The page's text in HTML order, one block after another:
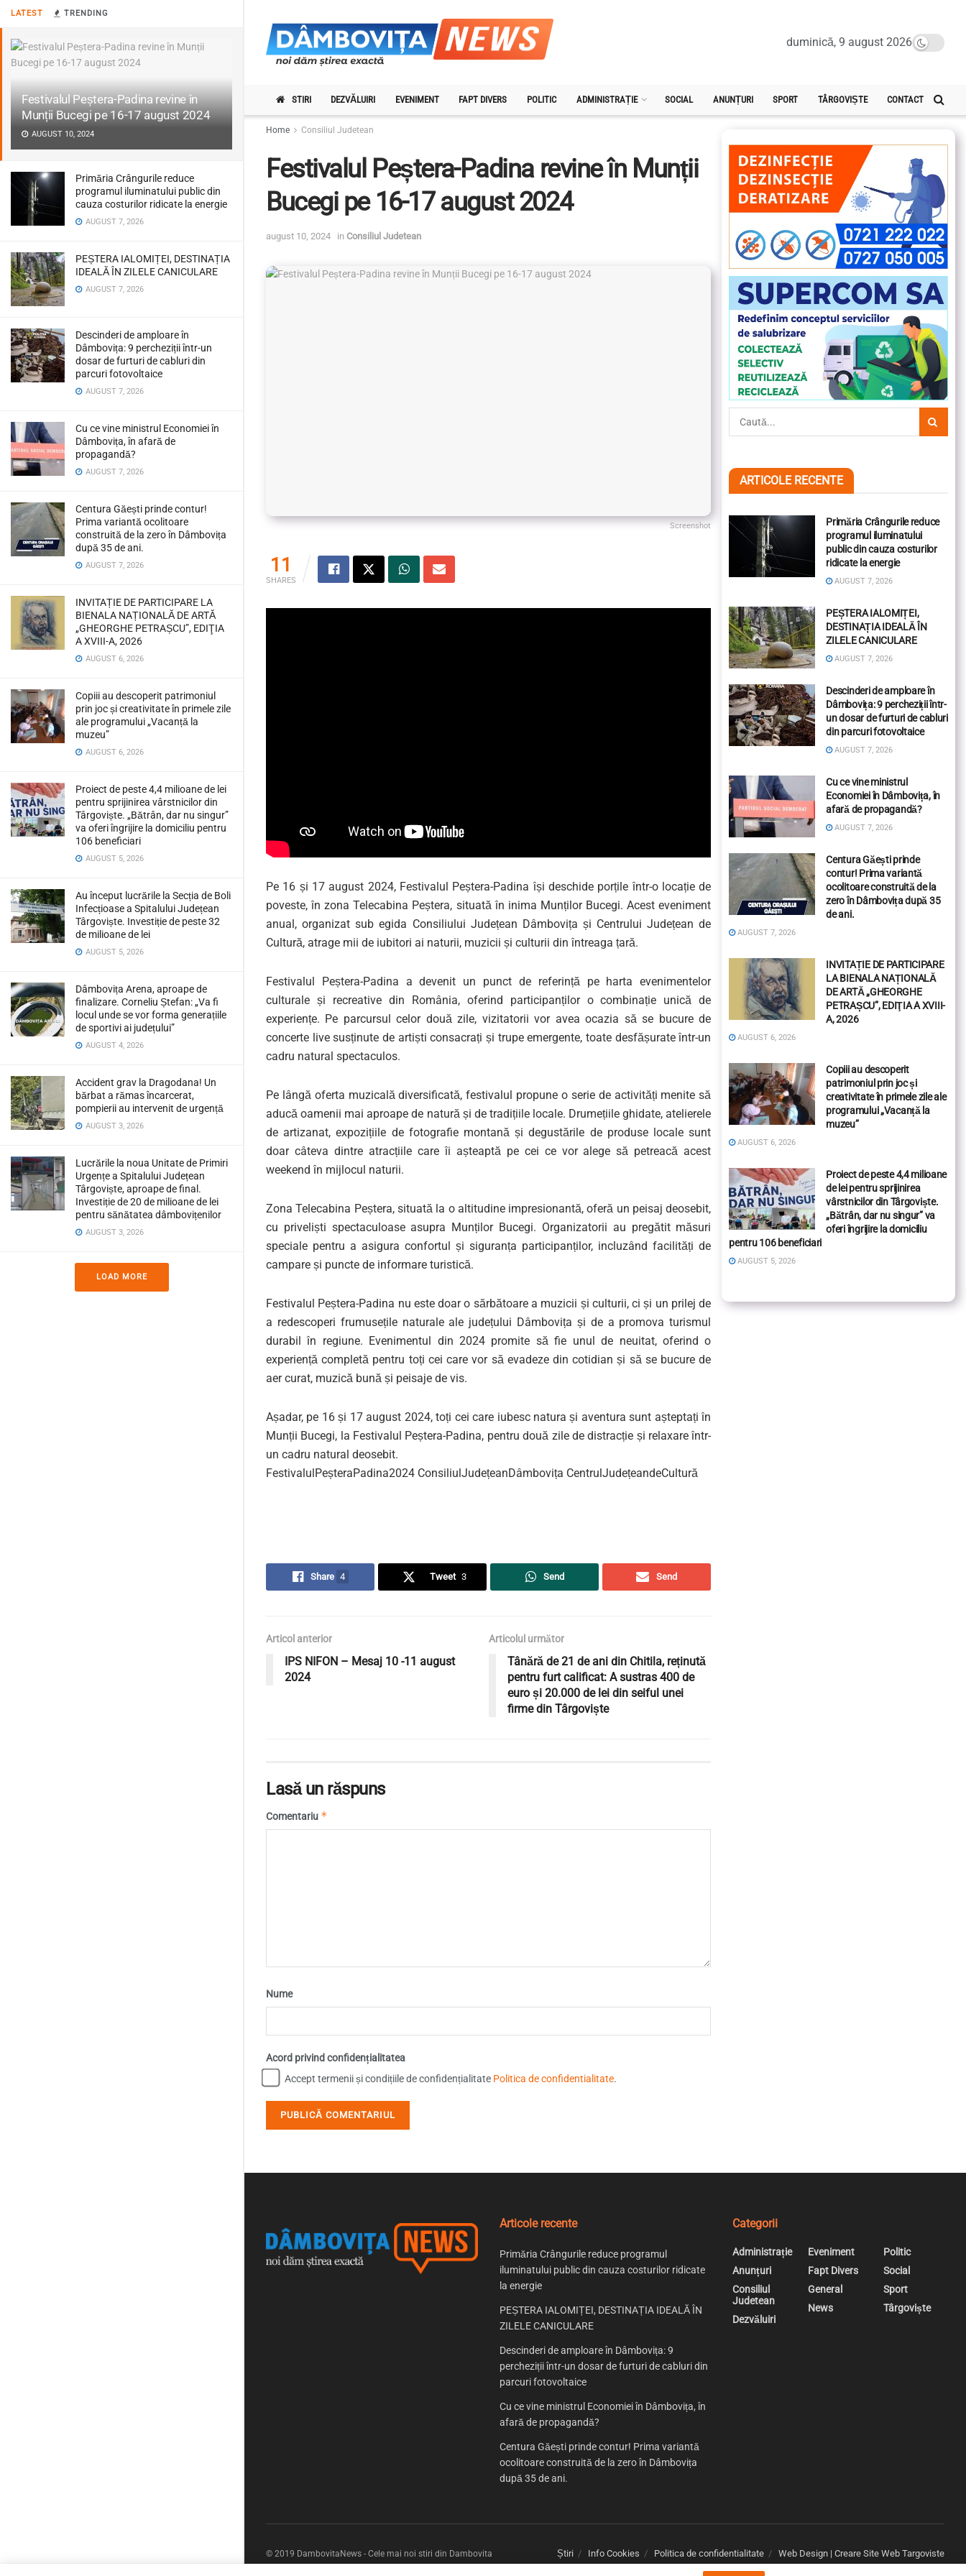
LATEST TRENDING
Festivalul Peștera-Padina revine în
Munții Bucegi pe 16-17 august 2024
AUGUST 10, 2024
Primăria Crângurile reduce
programul iluminatului public din
cauza costurilor ridicate la energie
AUGUST 7, 2026
PEȘTERA IALOMIȚEI, DESTINAȚIA
IDEALĂ ÎN ZILELE CANICULARE
AUGUST 7, 2026
Descinderi de amploare în
Dâmbovița: 9 percheziții într-un
dosar de furturi de cabluri din
parcuri fotovoltaice
AUGUST 7, 2026
Cu ce vine ministrul Economiei în
Dâmbovița, în afară de
propagandă?
AUGUST 7, 2026
Centura Găești prinde contur!
Prima variantă ocolitoare
construită de la zero în Dâmbovița
după 35 de ani.
AUGUST 7, 2026
INVITAȚIE DE PARTICIPARE LA
BIENALA NAȚIONALĂ DE ARTĂ
„GHEORGHE PETRAȘCU”, EDIŢIA
A XVIII-A, 2026
AUGUST 6, 2026
Copiii au descoperit patrimoniul
prin joc și creativitate în primele zile
ale programului „Vacanță la
muzeu”
AUGUST 6, 2026
Proiect de peste 4,4 milioane de lei
pentru sprijinirea vârstnicilor din
Târgoviște. „Bătrân, dar nu singur”
va oferi îngrijire la domiciliu pentru
106 beneficiari
AUGUST 5, 2026
Au început lucrările la Secția de Boli
Infecțioase a Spitalului Județean
Târgoviște. Investiție de peste 32
de milioane de lei
AUGUST 5, 2026
Dâmbovița Arena, aproape de
finalizare. Corneliu Ștefan: „Va fi
locul unde se vor forma generațiile
de sportivi ai județului”
AUGUST 4, 2026
Accident grav la Dragodana! Un
bărbat a rămas încarcerat,
pompierii au intervenit de urgență
AUGUST 3, 2026
Lucrările la noua Unitate de Primiri
Urgențe a Spitalului Județean
Târgoviște, aproape de final.
Investiție de 20 de milioane de lei
pentru sănătatea dâmbovițenilor
AUGUST 3, 2026
LOAD MORE
duminică, 9 august 2026
STIRI DEZVĂLUIRI EVENIMENT FAPT DIVERS POLITIC ADMINISTRAȚIE SOCIAL ANUNȚURI SPORT TÂRGOVIȘTE CONTACT
Home Consiliul Judetean
Festivalul Peștera-Padina revine în Munții
Bucegi pe 16-17 august 2024
august 10, 2024 in Consiliul Judetean
Screenshot
11
SHARES
Pe 16 și 17 august 2024, Festivalul Peștera-Padina își deschide porțile într-o locație de
poveste, în zona Telecabina Peștera, situată în inima Munților Bucegi. Acest eveniment
anual, organizat sub egida Consiliului Județean Dâmbovița și Centrului Județean de
Cultură, atrage mii de iubitori ai naturii, muzicii și culturii din întreaga țară.
Festivalul Peștera-Padina a devenit un punct de referință pe harta evenimentelor
culturale și recreative din România, oferind participanților o combinație unică de
experiențe. Pe parcursul celor două zile, vizitatorii vor avea ocazia să se bucure de
concerte live susținute de artiști consacrați și trupe emergente, toate desfășurate într-un
cadru natural spectaculos.
Pe lângă oferta muzicală diversificată, festivalul propune o serie de activități menite să
aducă oamenii mai aproape de natură și de tradițiile locale. Drumețiile ghidate, atelierele
de artizanat, expozițiile de fotografie montană și degustările de produse locale sunt
doar câteva dintre atracțiile care îi așteaptă pe cei ce vor alege să petreacă acest
weekend în mijlocul naturii.
Zona Telecabina Peștera, situată la o altitudine impresionantă, oferă un peisaj deosebit,
cu priveliști spectaculoase asupra Munților Bucegi. Organizatorii au pregătit măsuri
speciale pentru a asigura confortul și siguranța participanților, incluzând facilități de
campare și puncte de informare turistică.
Festivalul Peștera-Padina nu este doar o sărbătoare a muzicii și culturii, ci și un prilej de
a redescoperi frumusețile naturale ale județului Dâmbovița și de a promova turismul
durabil în regiune. Evenimentul din 2024 promite să fie unul de neuitat, oferind o
experiență completă pentru toți cei care vor să evadeze din cotidian și să se bucure de
aer curat, muzică bună și peisaje de vis.
Așadar, pe 16 și 17 august 2024, toți cei care iubesc natura și aventura sunt așteptați în
Munții Bucegi, la Festivalul Peștera-Padina, pentru două zile de distracție și relaxare într-
un cadru natural deosebit.
FestivalulPeșteraPadina2024 ConsiliulJudețeanDâmbovița CentrulJudețeandeCultură
Share 4 Tweet 3 Send Send
Articol anterior
IPS NIFON – Mesaj 10 -11 august
2024
Articolul următor
Tânără de 21 de ani din Chitila, reținută
pentru furt calificat: A sustras 400 de
euro și 20.000 de lei din seiful unei
firme din Târgoviște
Lasă un răspuns
Comentariu *
Nume
Acord privind confidențialitatea
Accept termenii și condițiile de confidențialitate Politica de confidentialitate.
ARTICOLE RECENTE
Primăria Crângurile reduce
programul iluminatului
public din cauza costurilor
ridicate la energie
AUGUST 7, 2026
PEȘTERA IALOMIȚEI,
DESTINAȚIA IDEALĂ ÎN
ZILELE CANICULARE
AUGUST 7, 2026
Descinderi de amploare în
Dâmbovița: 9 percheziții într-
un dosar de furturi de cabluri
din parcuri fotovoltaice
AUGUST 7, 2026
Cu ce vine ministrul
Economiei în Dâmbovița, în
afară de propagandă?
AUGUST 7, 2026
Centura Găești prinde
contur! Prima variantă
ocolitoare construită de la
zero în Dâmbovița după 35
de ani.
AUGUST 7, 2026
INVITAȚIE DE PARTICIPARE
LA BIENALA NAȚIONALĂ
DE ARTĂ „GHEORGHE
PETRAȘCU”, EDIŢIA A XVIII-
A, 2026
AUGUST 6, 2026
Copiii au descoperit
patrimoniul prin joc și
creativitate în primele zile ale
programului „Vacanță la
muzeu”
AUGUST 6, 2026
Proiect de peste 4,4 milioane
de lei pentru sprijinirea
vârstnicilor din Târgoviște.
„Bătrân, dar nu singur” va
oferi îngrijire la domiciliu
pentru 106 beneficiari
AUGUST 5, 2026
Articole recente
Primăria Crângurile reduce programul
iluminatului public din cauza costurilor ridicate
la energie
PEȘTERA IALOMIȚEI, DESTINAȚIA IDEALĂ ÎN
ZILELE CANICULARE
Descinderi de amploare în Dâmbovița: 9
percheziții într-un dosar de furturi de cabluri din
parcuri fotovoltaice
Cu ce vine ministrul Economiei în Dâmbovița, în
afară de propagandă?
Centura Găești prinde contur! Prima variantă
ocolitoare construită de la zero în Dâmbovița
după 35 de ani.
Categorii
Administrație
Anunțuri
Consiliul
Judetean
Dezvăluiri
Eveniment
Fapt Divers
General
News
Politic
Social
Sport
Târgoviște
Știri Info Cookies Politica de confidentialitate Web Design | Creare Site Web Targoviste
© 2019 DambovitaNews - Cele mai noi stiri din Dambovita